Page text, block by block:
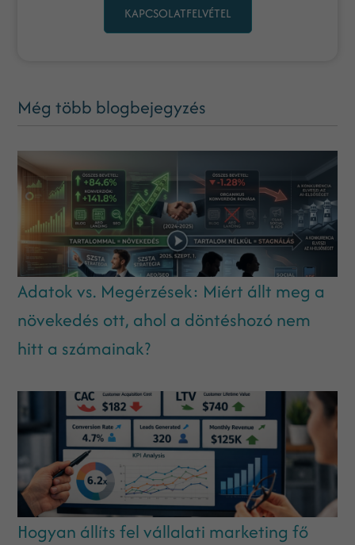
KAPCSOLATFELVÉTEL
Még több blogbejegyzés
Adatok vs. Megérzések: Miért állt meg a
növekedés ott, ahol a döntéshozó nem
hitt a számainak?
Hogyan állíts fel vállalati marketing fő